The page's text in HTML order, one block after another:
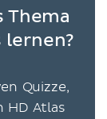
Thema
lernen?
Quizze,
HD Atlas